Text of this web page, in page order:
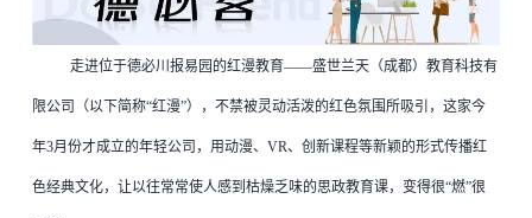
走进位于德必川报易园的红漫教育——盛世兰天（成都）教育科技有
限公司（以下简称“红漫”），不禁被灵动活泼的红色氛围所吸引，这家今
年3月份才成立的年轻公司，用动漫、VR、创新课程等新颖的形式传播红
色经典文化，让以往常常使人感到枯燥乏味的思政教育课，变得很“燃”很